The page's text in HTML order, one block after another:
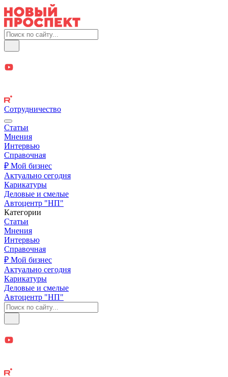
Сотрудничество
Статьи
Мнения
Интервью
Справочная
₽ Мой бизнес
Актуально сегодня
Карикатуры
Деловые и смелые
Автоцентр "НП"
Категории
Статьи
Мнения
Интервью
Справочная
₽ Мой бизнес
Актуально сегодня
Карикатуры
Деловые и смелые
Автоцентр "НП"